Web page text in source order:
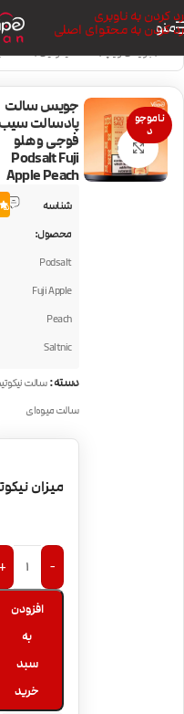
رد کردن به ناوبری
رد کردن به محتوای اصلی
منو
خانه/جویس ویپ/سالت نیکوتین/سالت
ناموجو
د
بزرگنمایی تصویر
جویس سالت
پادسالت سیب
فوجی و هلو
Podsalt Fuji
Apple Peach
شناسه
محصول:
Podsalt
Fuji Apple
Peach
Saltnic
5.0
دسته:سالت
سالت میوه‌ای
میزان
-
+
افزودن
به
سبد
خرید